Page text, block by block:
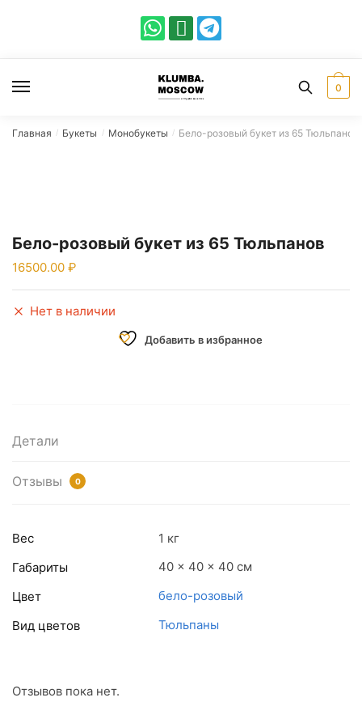
0
Главная / Букеты / Монобукеты / Бело-розовый букет из 65 Тюльпанов
Бело-розовый букет из 65 Тюльпанов
16500.00
Нет в наличии
Добавить в избранное
Детали
Отзывы 0
Вес
1 кг
Габариты
40 × 40 × 40 см
Цвет
бело-розовый
Вид цветов
Тюльпаны
Отзывов пока нет.